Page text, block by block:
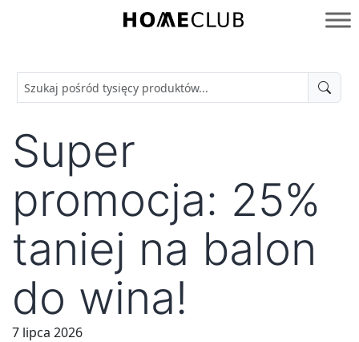
Homeclub
Super
promocja: 25%
taniej na balon
do wina!
7 lipca 2026